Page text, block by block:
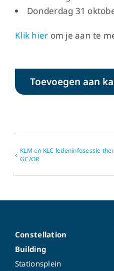
Donderdag 31
Klik hier om je aan te
Toevoegen aan
KLM en KLC ledeninfosessie
GC/OR
Constellation
Building
Stationsplein